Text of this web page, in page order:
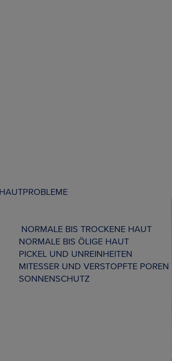
HAUTPROBLEME
NORMALE BIS TROCKENE HAUT
NORMALE BIS ÖLIGE HAUT
PICKEL UND UNREINHEITEN
MITESSER UND VERSTOPFTE POREN
SONNENSCHUTZ